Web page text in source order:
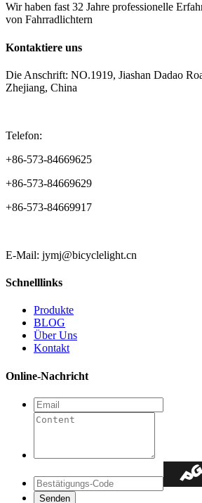
Wir haben fast 32 Jahre professionelle
von Fahrradlichtern
Kontaktiere uns
Die Anschrift: NO.1919, Jiashan Dadao
Zhejiang, China
Telefon:
+86-573-84669625
+86-573-84669629
+86-573-84669917
E-Mail: jymj@bicyclelight.cn
Schnelllinks
Produkte
BLOG
Über Uns
Kontakt
Online-Nachricht